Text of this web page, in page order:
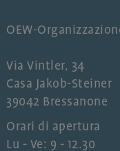
OEW-
Via Vintler, 34
Casa Jakob-Steiner
39042 Bressanone
Orari di apertura
Lu - Ve: 9 - 12.30